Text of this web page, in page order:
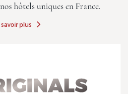
hôtels uniques en France.
savoir plus